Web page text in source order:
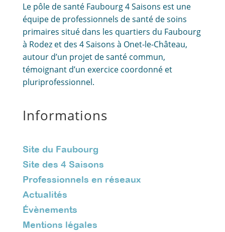
Le pôle de santé Faubourg 4 Saisons est une
équipe de professionnels de santé de soins
primaires situé dans les quartiers du Faubourg
à Rodez et des 4 Saisons à Onet-le-Château,
autour d’un projet de santé commun,
témoignant d’un exercice coordonné et
pluriprofessionnel.
Informations
Site du Faubourg
Site des 4 Saisons
Professionnels en réseaux
Actualités
Évènements
Mentions légales